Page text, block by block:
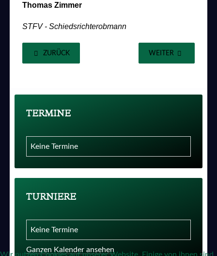
Thomas Zimmer
STFV - Schiedsrichterobmann
ZURÜCK WEITER
TERMINE
Keine Termine
TURNIERE
Keine Termine
Ganzen Kalender ansehen